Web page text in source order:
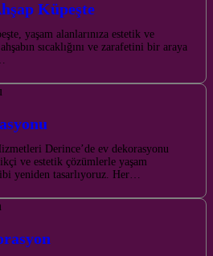
Küpeşte
yaşam alanlarınıza estetik ve
sıcaklığını ve zarafetini bir araya
Derince’de ev dekorasyonu
ve estetik çözümlerle yaşam
yeniden tasarlıyoruz. Her…